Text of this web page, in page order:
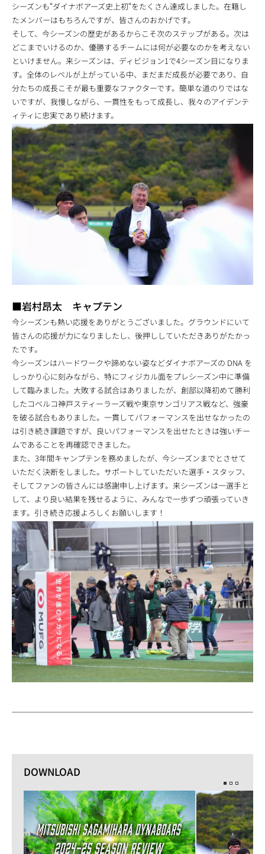
シーズンも“ダイナボアーズ史上初“をたくさん達成しました。在籍し
たメンバーはもちろんですが、皆さんのおかげです。
そして、今シーズンの歴史があるからこそ次のステップがある。次は
どこまでいけるのか、優勝するチームには何が必要なのかを考えない
といけません。来シーズンは、ディビジョン1で4シーズン目になりま
す。全体のレベルが上がっている中、まだまだ成長が必要であり、自
分たちの成長こそが最も重要なファクターです。簡単な道のりではな
いですが、我慢しながら、一貫性をもって成長し、我々のアイデンテ
ィティに忠実であり続けます。
■岩村昂太 キャプテン
今シーズンも熱い応援をありがとうございました。グラウンドにいて
皆さんの応援が力になりましたし、後押ししていただきありがたかっ
たです。
今シーズンはハードワークや諦めない姿などダイナボアーズの DNA を
しっかり心に刻みながら、特にフィジカル面をプレシーズン中に準備
して臨みました。大敗する試合はありましたが、創部以降初めて勝利
したコベルコ神戸スティーラーズ戦や東京サンゴリアス戦など、強豪
を破る試合もありました。一貫してパフォーマンスを出せなかったの
は引き続き課題ですが、良いパフォーマンスを出せたときは強いチー
ムであることを再確認できました。
また、3年間キャンプテンを務めましたが、今シーズンまでとさせて
いただく決断をしました。サポートしていただいた選手・スタッフ、
そしてファンの皆さんには感謝申し上げます。来シーズンは一選手と
して、より良い結果を残せるように、みんなで一歩ずつ頑張っていき
ます。引き続き応援よろしくお願いします！
DOWNLOAD